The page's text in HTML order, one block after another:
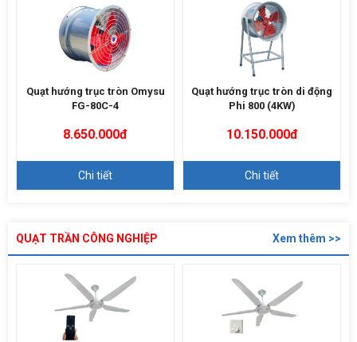
Quạt hướng trục tròn Omysu
FG-80C-4
8.650.000đ
Chi tiết
Quạt hướng trục tròn di động
Phi 800 (4KW)
10.150.000đ
Chi tiết
QUẠT TRẦN CÔNG NGHIỆP Xem thêm >>